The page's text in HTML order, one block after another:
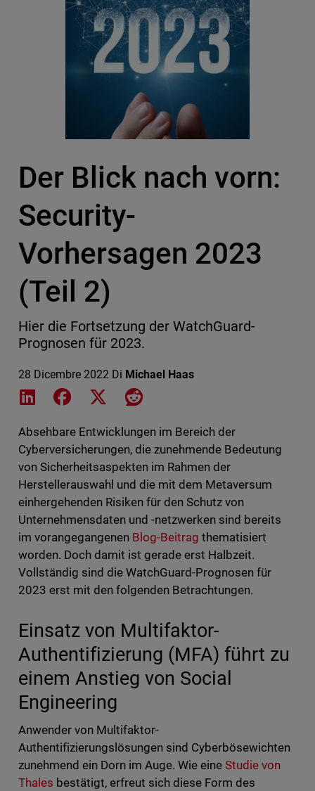
Der Blick nach vorn:
Security-
Vorhersagen 2023
(Teil 2)
Hier die Fortsetzung der WatchGuard-
Prognosen für 2023.
28 Dicembre 2022 Di Michael Haas
Share on LinkedIn
Share on Facebook
Share on XShare on Reddit
Absehbare Entwicklungen im Bereich der
Cyberversicherungen, die zunehmende Bedeutung
von Sicherheitsaspekten im Rahmen der
Herstellerauswahl und die mit dem Metaversum
einhergehenden Risiken für den Schutz von
Unternehmensdaten und -netzwerken sind bereits
im vorangegangenen Blog-Beitrag thematisiert
worden. Doch damit ist gerade erst Halbzeit.
Vollständig sind die WatchGuard-Prognosen für
2023 erst mit den folgenden Betrachtungen.
Einsatz von Multifaktor-
Authentifizierung (MFA) führt zu
einem Anstieg von Social
Engineering
Anwender von Multifaktor-
Authentifizierungslösungen sind Cyberbösewichten
zunehmend ein Dorn im Auge. Wie eineStudie von
Thales bestätigt, erfreut sich diese Form des